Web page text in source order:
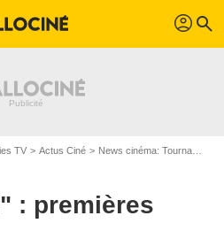
profil search
TV Actus Ciné News cinéma: Tournages
: premières